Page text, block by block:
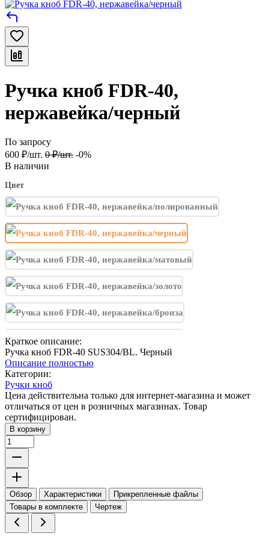
Ручка кноб FDR-40,
нержавейка/черный
По запросу
600 ₽/шт. 0 ₽/шт. -0%
В наличии
Цвет
Краткое описание:
Ручка кноб FDR-40 SUS304/BL. Черный
Описание полностью
Категории:
Ручки кноб
Цена действительна только для интернет-магазина и может
отличаться от цен в розничных магазинах. Товар
сертифицирован.
В корзину
Обзор Характеристики
Прикрепленные файлы
Товары в комплекте
Чертеж